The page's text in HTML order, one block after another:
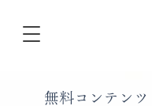
無料コンテン